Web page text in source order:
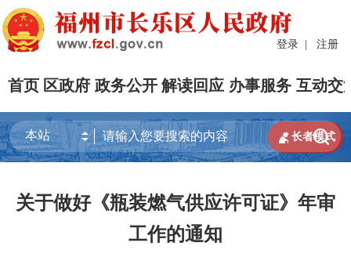
登录 | 注册
首页 区政府 政务公开 解读回应 办事服务 互动交

 长者模式
关于做好《瓶装燃气供应许可证》年审
工作的通知